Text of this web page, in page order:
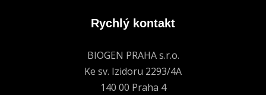
Rychlý kontakt
BIOGEN PRAHA s.r.o.
Ke sv. Izidoru 2293/4A
140 00 Praha 4